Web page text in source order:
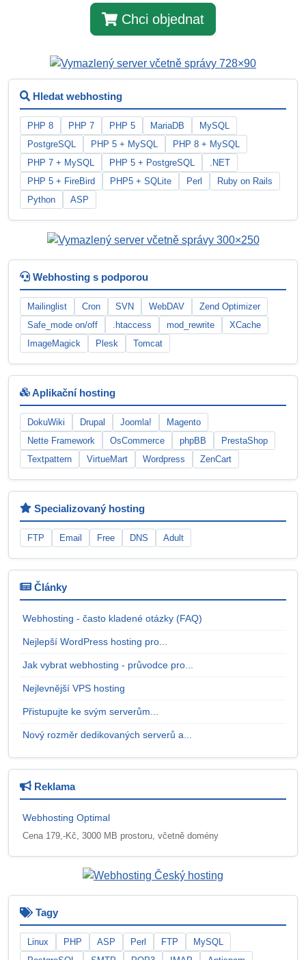
Chci objednat
Hledat webhosting
PHP 8 PHP 7 PHP 5 MariaDB
MySQL
PostgreSQL
PHP 5 + MySQL
PHP 8 + MySQL
PHP 7 + MySQL
PHP 5 + PostgreSQL
.NET
PHP 5 + FireBird
PHP5 + SQLite Perl
Ruby on Rails
Python
ASP
Webhosting s podporou
Mailinglist Cron SVN WebDAV
Zend Optimizer
Safe_mode on/off
.htaccess mod_rewrite
XCache
ImageMagick
Plesk Tomcat
Aplikační hosting
DokuWiki Drupal Joomla!
Magento
Nette Framework
OsCommerce phpBB
PrestaShop
Textpattern
VirtueMart Wordpress ZenCart
Specializovaný hosting
FTP Email Free DNS Adult
Články
Webhosting - často kladené otázky (FAQ)
Nejlepší WordPress hosting pro...
Jak vybrat webhosting - průvodce pro...
Nejlevnější VPS hosting
Přistupujte ke svým serverům...
Nový rozměr dedikovaných serverů a...
Reklama
Webhosting Optimal
Cena 179,-Kč, 3000 MB prostoru, včetně domény
Tagy
Linux PHP ASP Perl FTP
MySQL